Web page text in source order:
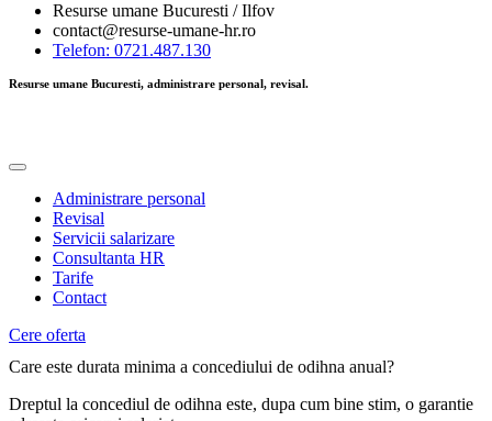
Resurse umane Bucuresti / Ilfov
contact@resurse-umane-hr.ro
Telefon: 0721.487.130
Resurse umane Bucuresti, administrare personal, revisal.
Administrare personal
Revisal
Servicii salarizare
Consultanta HR
Tarife
Contact
Cere oferta
Care este durata minima a concediului de odihna anual?
Dreptul la concediul de odihna este, dupa cum bine stim, o garantie